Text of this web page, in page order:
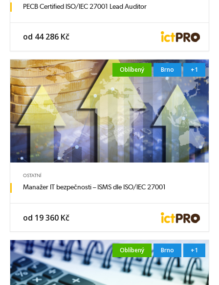
PECB Certified ISO/IEC 27001 Lead Auditor
od 44 286 Kč
Oblíbený Brno +1
OSTATNÍ
Manažer IT bezpečnosti – ISMS dle ISO/IEC 27001
od 19 360 Kč
Oblíbený Brno +1